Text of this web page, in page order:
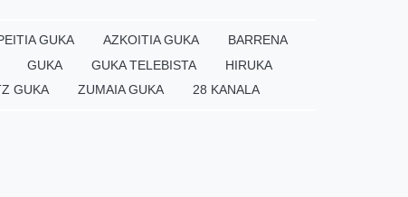
GUKA AZKOITIA GUKA
BARRENA
GUKA GUKA TELEBISTA
HIRUKA
GUKA ZUMAIA GUKA 28 KANALA